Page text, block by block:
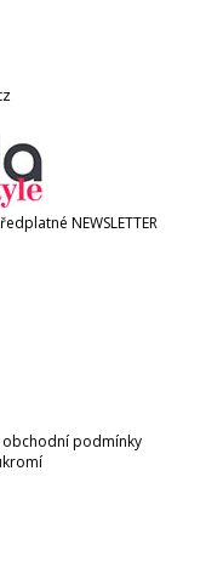
NEWSLETTER
obchodní podmínky